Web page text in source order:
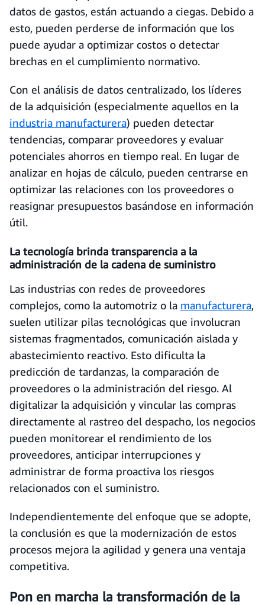
datos de gastos, están actuando a ciegas. Debido a
esto, pueden perderse de información que los
puede ayudar a optimizar costos o detectar
brechas en el cumplimiento normativo.
Con el análisis de datos centralizado, los líderes
de la adquisición (especialmente aquellos en la
industria manufacturera) pueden detectar
tendencias, comparar proveedores y evaluar
potenciales ahorros en tiempo real. En lugar de
analizar en hojas de cálculo, pueden centrarse en
optimizar las relaciones con los proveedores o
reasignar presupuestos basándose en información
útil.
La tecnología brinda transparencia a la
administración de la cadena de suministro
Las industrias con redes de proveedores
complejos, como la automotriz o la manufacturera,
suelen utilizar pilas tecnológicas que involucran
sistemas fragmentados, comunicación aislada y
abastecimiento reactivo. Esto dificulta la
predicción de tardanzas, la comparación de
proveedores o la administración del riesgo. Al
digitalizar la adquisición y vincular las compras
directamente al rastreo del despacho, los negocios
pueden monitorear el rendimiento de los
proveedores, anticipar interrupciones y
administrar de forma proactiva los riesgos
relacionados con el suministro.
Independientemente del enfoque que se adopte,
la conclusión es que la modernización de estos
procesos mejora la agilidad y genera una ventaja
competitiva.
Pon en marcha la transformación de la